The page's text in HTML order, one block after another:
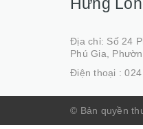
Địa chỉ: Số 24
Phú Gia,
Điện thoại :
© Bản quyền